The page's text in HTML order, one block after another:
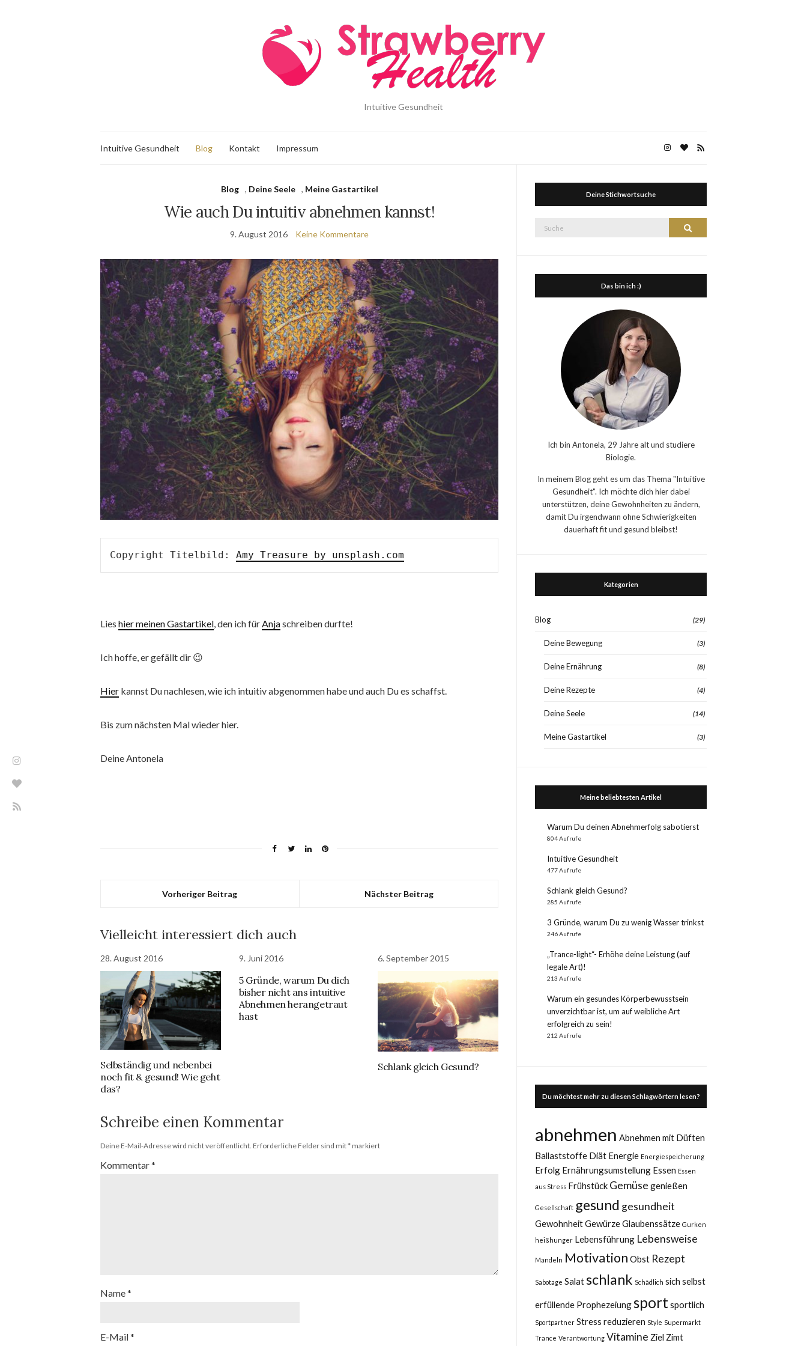
Intuitive Gesundheit
Intuitive Gesundheit Blog Kontakt Impressum
Blog , Deine Seele , Meine Gastartikel
Wie auch Du intuitiv abnehmen kannst!
9. August 2016 Keine Kommentare
Copyright Titelbild: Amy Treasure by unsplash.com
Lies hier meinen Gastartikel, den ich fürAnjaschreiben durfte!
Ich hoffe, er gefällt dir 😉
Hier kannst Du nachlesen, wie ich intuitiv abgenommen habe und auch Du es schaffst.
Bis zum nächsten Mal wieder hier.
Deine Antonela
Vorheriger Beitrag Nächster Beitrag
Vielleicht interessiert dich auch
28. August 2016
Selbständig und nebenbei
noch fit & gesund! Wie geht
das?
9. Juni 2016
5 Gründe, warum Du dich
bisher nicht ans intuitive
Abnehmen herangetraut
hast
6. September 2015
Schlank gleich Gesund?
Schreibe einen Kommentar
Deine E-Mail-Adresse wird nicht veröffentlicht. Erforderliche Felder sind mit*markiert
Kommentar*
Name*
E-Mail*
Deine Stichwortsuche
Suche
Das bin ich :)
Ich bin Antonela, 29 Jahre alt und studiere
Biologie.
In meinem Blog geht es um das Thema "Intuitive
Gesundheit". Ich möchte dich hier dabei
unterstützen, deine Gewohnheiten zu ändern,
damit Du irgendwann ohne Schwierigkeiten
dauerhaft fit und gesund bleibst!
Kategorien
Blog (29)
Deine Bewegung (3)
Deine Ernährung (8)
Deine Rezepte (4)
Deine Seele (14)
Meine Gastartikel (3)
Meine beliebtesten Artikel
Warum Du deinen Abnehmerfolg sabotierst
804 Aufrufe
Intuitive Gesundheit
477 Aufrufe
Schlank gleich Gesund?
285 Aufrufe
3 Gründe, warum Du zu wenig Wasser trinkst
246 Aufrufe
„Trance-light“- Erhöhe deine Leistung (auf
legale Art)!
213 Aufrufe
Warum ein gesundes Körperbewusstsein
unverzichtbar ist, um auf weibliche Art
erfolgreich zu sein!
212 Aufrufe
Du möchtest mehr zu diesen Schlagwörtern lesen?
abnehmen Abnehmen mit Düften
Ballaststoffe Diät Energie Energiespeicherung
Erfolg Ernährungsumstellung Essen Essen
aus Stress Frühstück Gemüse genießen
Gesellschaft gesund gesundheit
GewohnheitGewürzeGlaubenssätze Gurken
heißhunger Lebensführung Lebensweise
Mandeln Motivation Obst Rezept
Sabotage Salatschlank Schädlich sich selbst
erfüllende Prophezeiungsportsportlich
Sportpartner Stress reduzieren Style Supermarkt
Trance Verantwortung Vitamine Ziel Zimt